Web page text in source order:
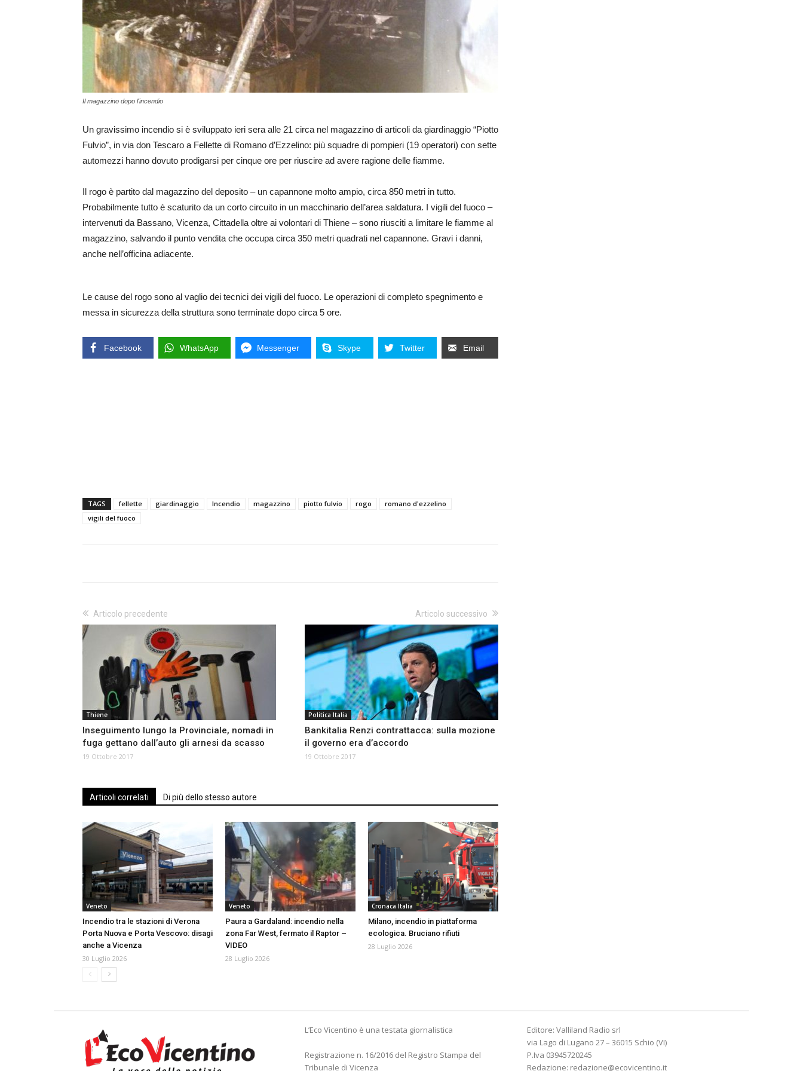
Il magazzino dopo l'incendio
Un gravissimo incendio si è sviluppato ieri sera alle 21 circa nel magazzino di articoli da giardinaggio “Piotto
Fulvio”, in via don Tescaro a Fellette di Romano d’Ezzelino: più squadre di pompieri (19 operatori) con sette
automezzi hanno dovuto prodigarsi per cinque ore per riuscire ad avere ragione delle fiamme.
Il rogo è partito dal magazzino del deposito – un capannone molto ampio, circa 850 metri in tutto.
Probabilmente tutto è scaturito da un corto circuito in un macchinario dell’area saldatura. I vigili del fuoco –
intervenuti da Bassano, Vicenza, Cittadella oltre ai volontari di Thiene – sono riusciti a limitare le fiamme al
magazzino, salvando il punto vendita che occupa circa 350 metri quadrati nel capannone. Gravi i danni,
anche nell’officina adiacente.
Le cause del rogo sono al vaglio dei tecnici dei vigili del fuoco. Le operazioni di completo spegnimento e
messa in sicurezza della struttura sono terminate dopo circa 5 ore.
Facebook WhatsApp Messenger Skype Twitter Email
TAGS fellette giardinaggio Incendio magazzino piotto fulvio rogo
romano d'ezzelino
vigili del fuoco
Articolo precedente
Thiene
Inseguimento lungo la Provinciale, nomadi in
fuga gettano dall’auto gli arnesi da scasso
19 Ottobre 2017
Articolo successivo
Politica Italia
Bankitalia Renzi contrattacca: sulla mozione
il governo era d’accordo
19 Ottobre 2017
Articoli correlati Di più dello stesso autore
Veneto
Incendio tra le stazioni di Verona
Porta Nuova e Porta Vescovo: disagi
anche a Vicenza
30 Luglio 2026
Veneto
Paura a Gardaland: incendio nella
zona Far West, fermato il Raptor –
VIDEO
28 Luglio 2026
Cronaca Italia
Milano, incendio in piattaforma
ecologica. Bruciano rifiuti
28 Luglio 2026
L’Eco Vicentino è una testata giornalistica
Registrazione n. 16/2016 del Registro Stampa del
Tribunale di Vicenza
Editore: Valliland Radio srl
via Lago di Lugano 27 – 36015 Schio (VI)
P.Iva 03945720245
Redazione: redazione@ecovicentino.it